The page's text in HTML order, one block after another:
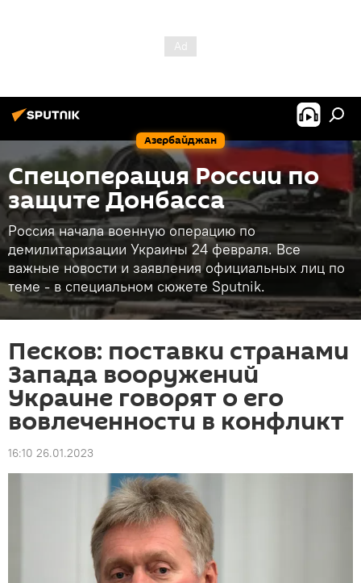
Азербайджан
Спецоперация России по
защите Донбасса
Россия начала военную операцию по
демилитаризации Украины 24 февраля. Все
важные новости и заявления официальных лиц по
теме - в специальном сюжете Sputnik.
Песков: поставки странами
Запада вооружений
Украине говорят о его
вовлеченности в конфликт
16:10 26.01.2023